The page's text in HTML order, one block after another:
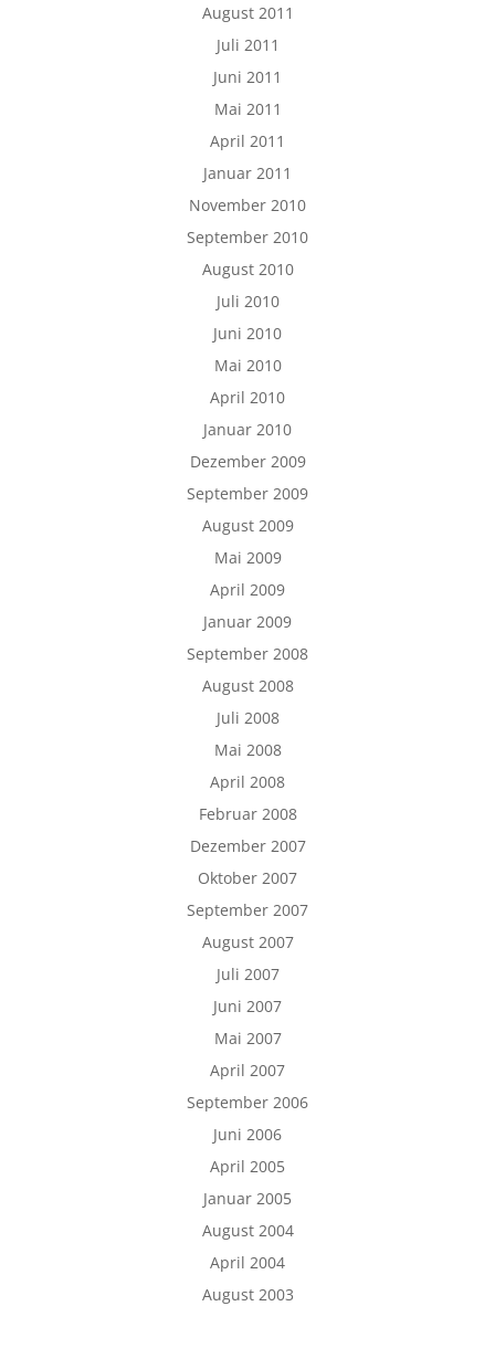
August 2011
Juli 2011
Juni 2011
Mai 2011
April 2011
Januar 2011
November 2010
September 2010
August 2010
Juli 2010
Juni 2010
Mai 2010
April 2010
Januar 2010
Dezember 2009
September 2009
August 2009
Mai 2009
April 2009
Januar 2009
September 2008
August 2008
Juli 2008
Mai 2008
April 2008
Februar 2008
Dezember 2007
Oktober 2007
September 2007
August 2007
Juli 2007
Juni 2007
Mai 2007
April 2007
September 2006
Juni 2006
April 2005
Januar 2005
August 2004
April 2004
August 2003